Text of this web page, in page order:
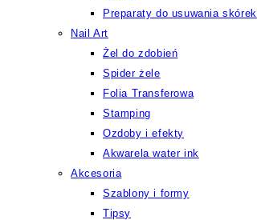
Preparaty do usuwania skórek
Nail Art
Żel do zdobień
Spider żele
Folia Transferowa
Stamping
Ozdoby i efekty
Akwarela water ink
Akcesoria
Szablony i formy
Tipsy